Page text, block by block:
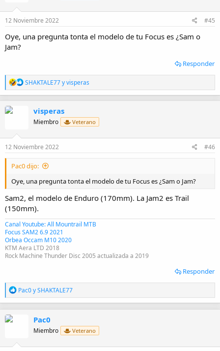
n
s
12 Noviembre 2022 #45
Oye, una pregunta tonta el modelo de tu Focus es ¿Sam o
Jam?
Responder
R
e
a
n
e
SHAKTALE77yvisperas
visperas
Miembro Veterano
12 Noviembre 2022 #46
Pac0 dijo:
Oye, una pregunta tonta el modelo de tu Focus es ¿Sam o Jam?
Sam2, el modelo de Enduro (170mm). La Jam2 es Trail
(150mm).
Canal Youtube: All Mountrail MTB
Focus SAM2 6.9 2021
Orbea Occam M10 2020
KTM Aera LTD 2018
Rock Machine Thunder Disc 2005 actualizada a 2019
Responder
R
e
a
n
Pac0ySHAKTALE77
Pac0
Miembro Veterano